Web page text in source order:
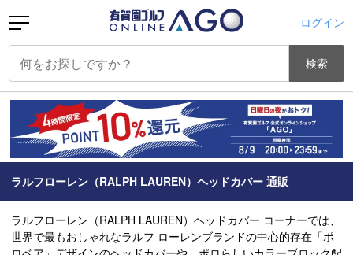
ログイン
検索
ラルフローレン（RALPH LAUREN）ヘッドカバー 通販
ラルフローレン（RALPH LAUREN）ヘッドカバー コーナーでは、
世界で最もおしゃれなラルフ ローレンブランドの中心的存在「ポ